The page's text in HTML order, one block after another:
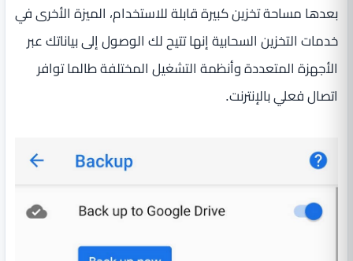
بعدها مساحة تخزين كبيرة قابلة للاستخدام، الميزة الأخرى في
خدمات التخزين السحابية إنها تتيح لك الوصول إلى بياناتك عبر
الأجهزة المتعددة وأنظمة التشغيل المختلفة طالما توافر
اتصال فعلي بالإنترنت.